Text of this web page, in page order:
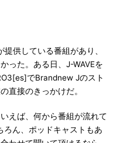
供している番組があり、
った。ある日、J-WAVEを
でBrandnew Jのスト
直接のきっかけだ。
えば、何から番組が流れて
ろん、ポッドキャストもあ